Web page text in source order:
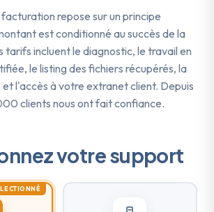
repose sur un principe
est conditionné au succès de la
tarifs incluent le diagnostic, le travail en
le listing des fichiers récupérés, la
l'accès à votre extranet client. Depuis
clients nous ont fait confiance.
votre support